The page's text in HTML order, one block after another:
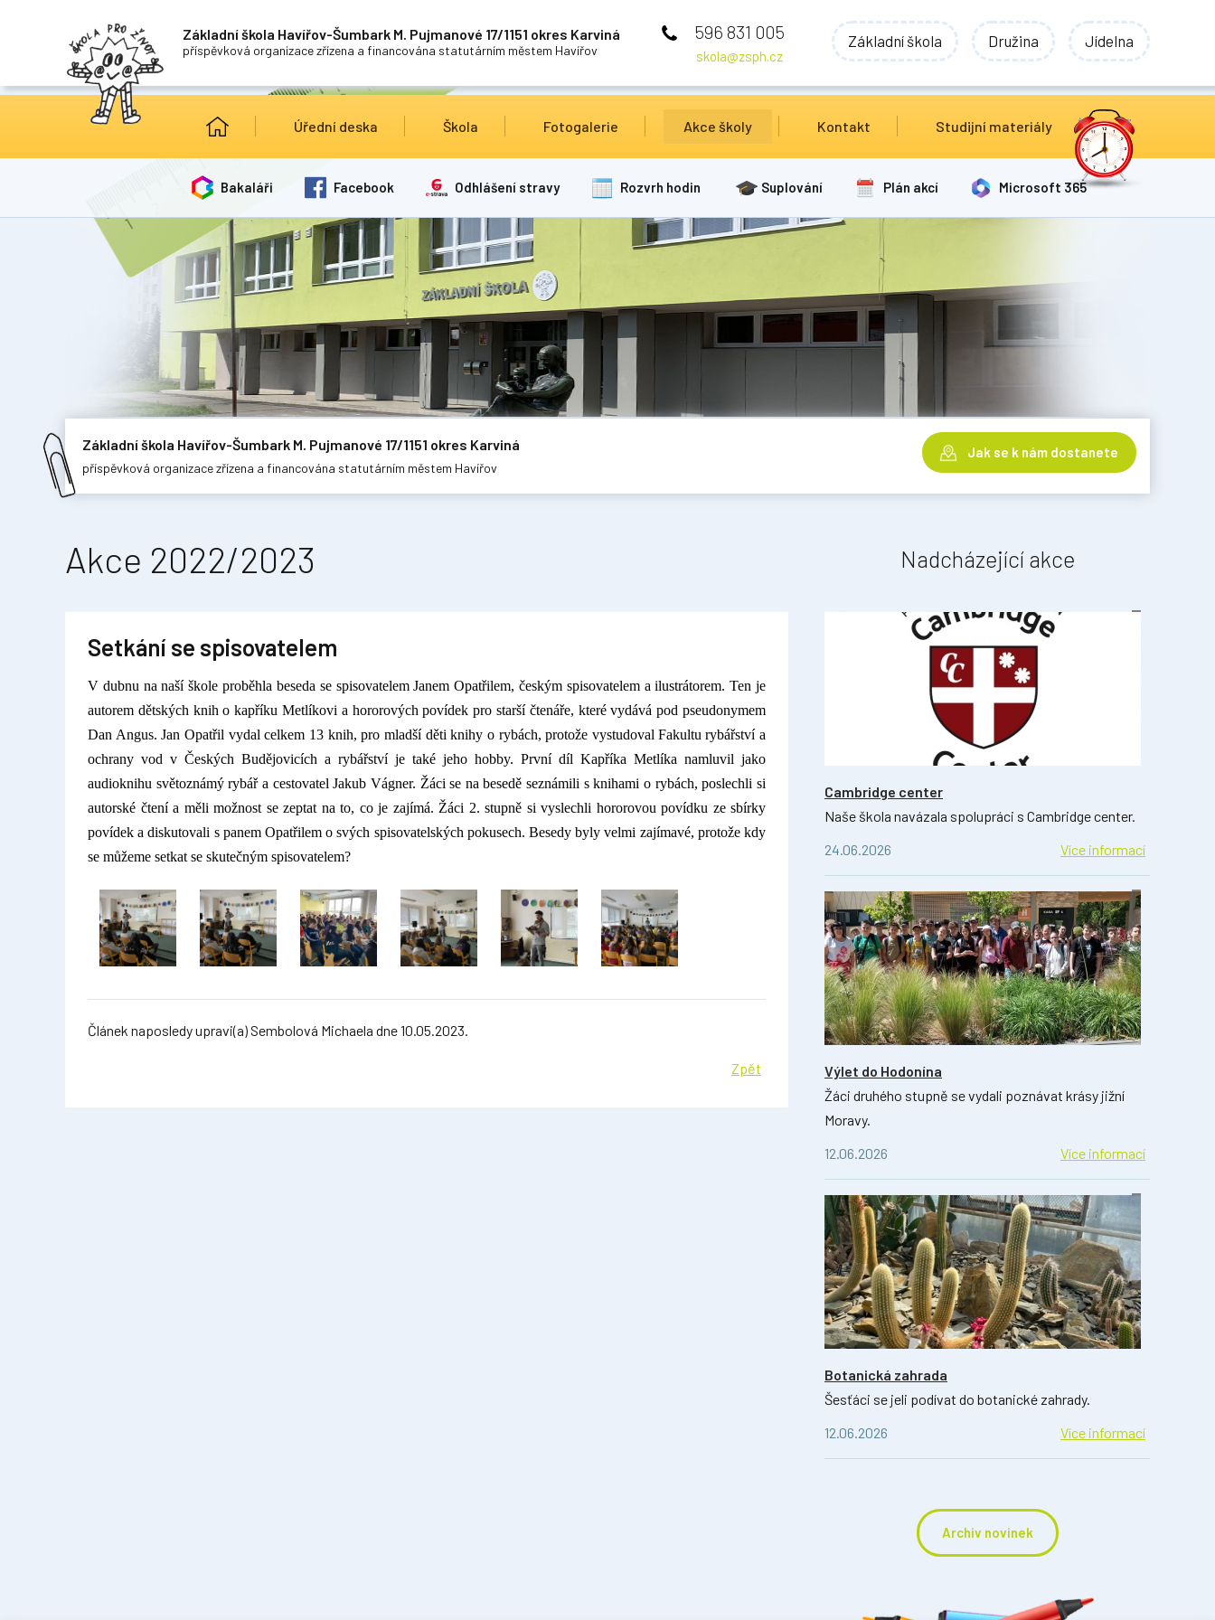
Základní škola Havířov-Šumbark M. Pujmanové 17/1151 okres Karviná
příspěvková organizace zřízena a financována statutárním městem Havířov
596 831 005
skola@zsph.cz
Základní škola Družina Jídelna
Úřední deska Škola Fotogalerie Akce školy Kontakt Studijní materiály
Bakaláři Facebook Odhlášení stravy Rozvrh hodin Suplování Plán akcí Microsoft 365
Základní škola Havířov-Šumbark M. Pujmanové 17/1151 okres Karviná
příspěvková organizace zřízena a financována statutárním městem Havířov
Jak se k nám dostanete
Akce 2022/2023
Setkání se spisovatelem
V dubnu na naší škole proběhla beseda se spisovatelem Janem Opatřilem, českým spisovatelem a ilustrátorem. Ten je
autorem dětských knih o kapříku Metlíkovi a hororových povídek pro starší čtenáře, které vydává pod pseudonymem
Dan Angus. Jan Opatřil vydal celkem 13 knih, pro mladší děti knihy o rybách, protože vystudoval Fakultu rybářství a
ochrany vod v Českých Budějovicích a rybářství je také jeho hobby. První díl Kapříka Metlíka namluvil jako
audioknihu světoznámý rybář a cestovatel Jakub Vágner. Žáci se na besedě seznámili s knihami o rybách, poslechli si
autorské čtení a měli možnost se zeptat na to, co je zajímá. Žáci 2. stupně si vyslechli hororovou povídku ze sbírky
povídek a diskutovali s panem Opatřilem o svých spisovatelských pokusech. Besedy byly velmi zajímavé, protože kdy
se můžeme setkat se skutečným spisovatelem?
Článek naposledy upravi(a) Sembolová Michaela dne 10.05.2023.
Zpět
Nadcházející akce
Cambridge center
Naše škola navázala spolupráci s Cambridge center.
24.06.2026
Více informací
Výlet do Hodonína
Žáci druhého stupně se vydali poznávat krásy jižní
Moravy.
12.06.2026
Více informací
Botanická zahrada
Šesťáci se jeli podívat do botanické zahrady.
12.06.2026
Více informací
Archiv novinek